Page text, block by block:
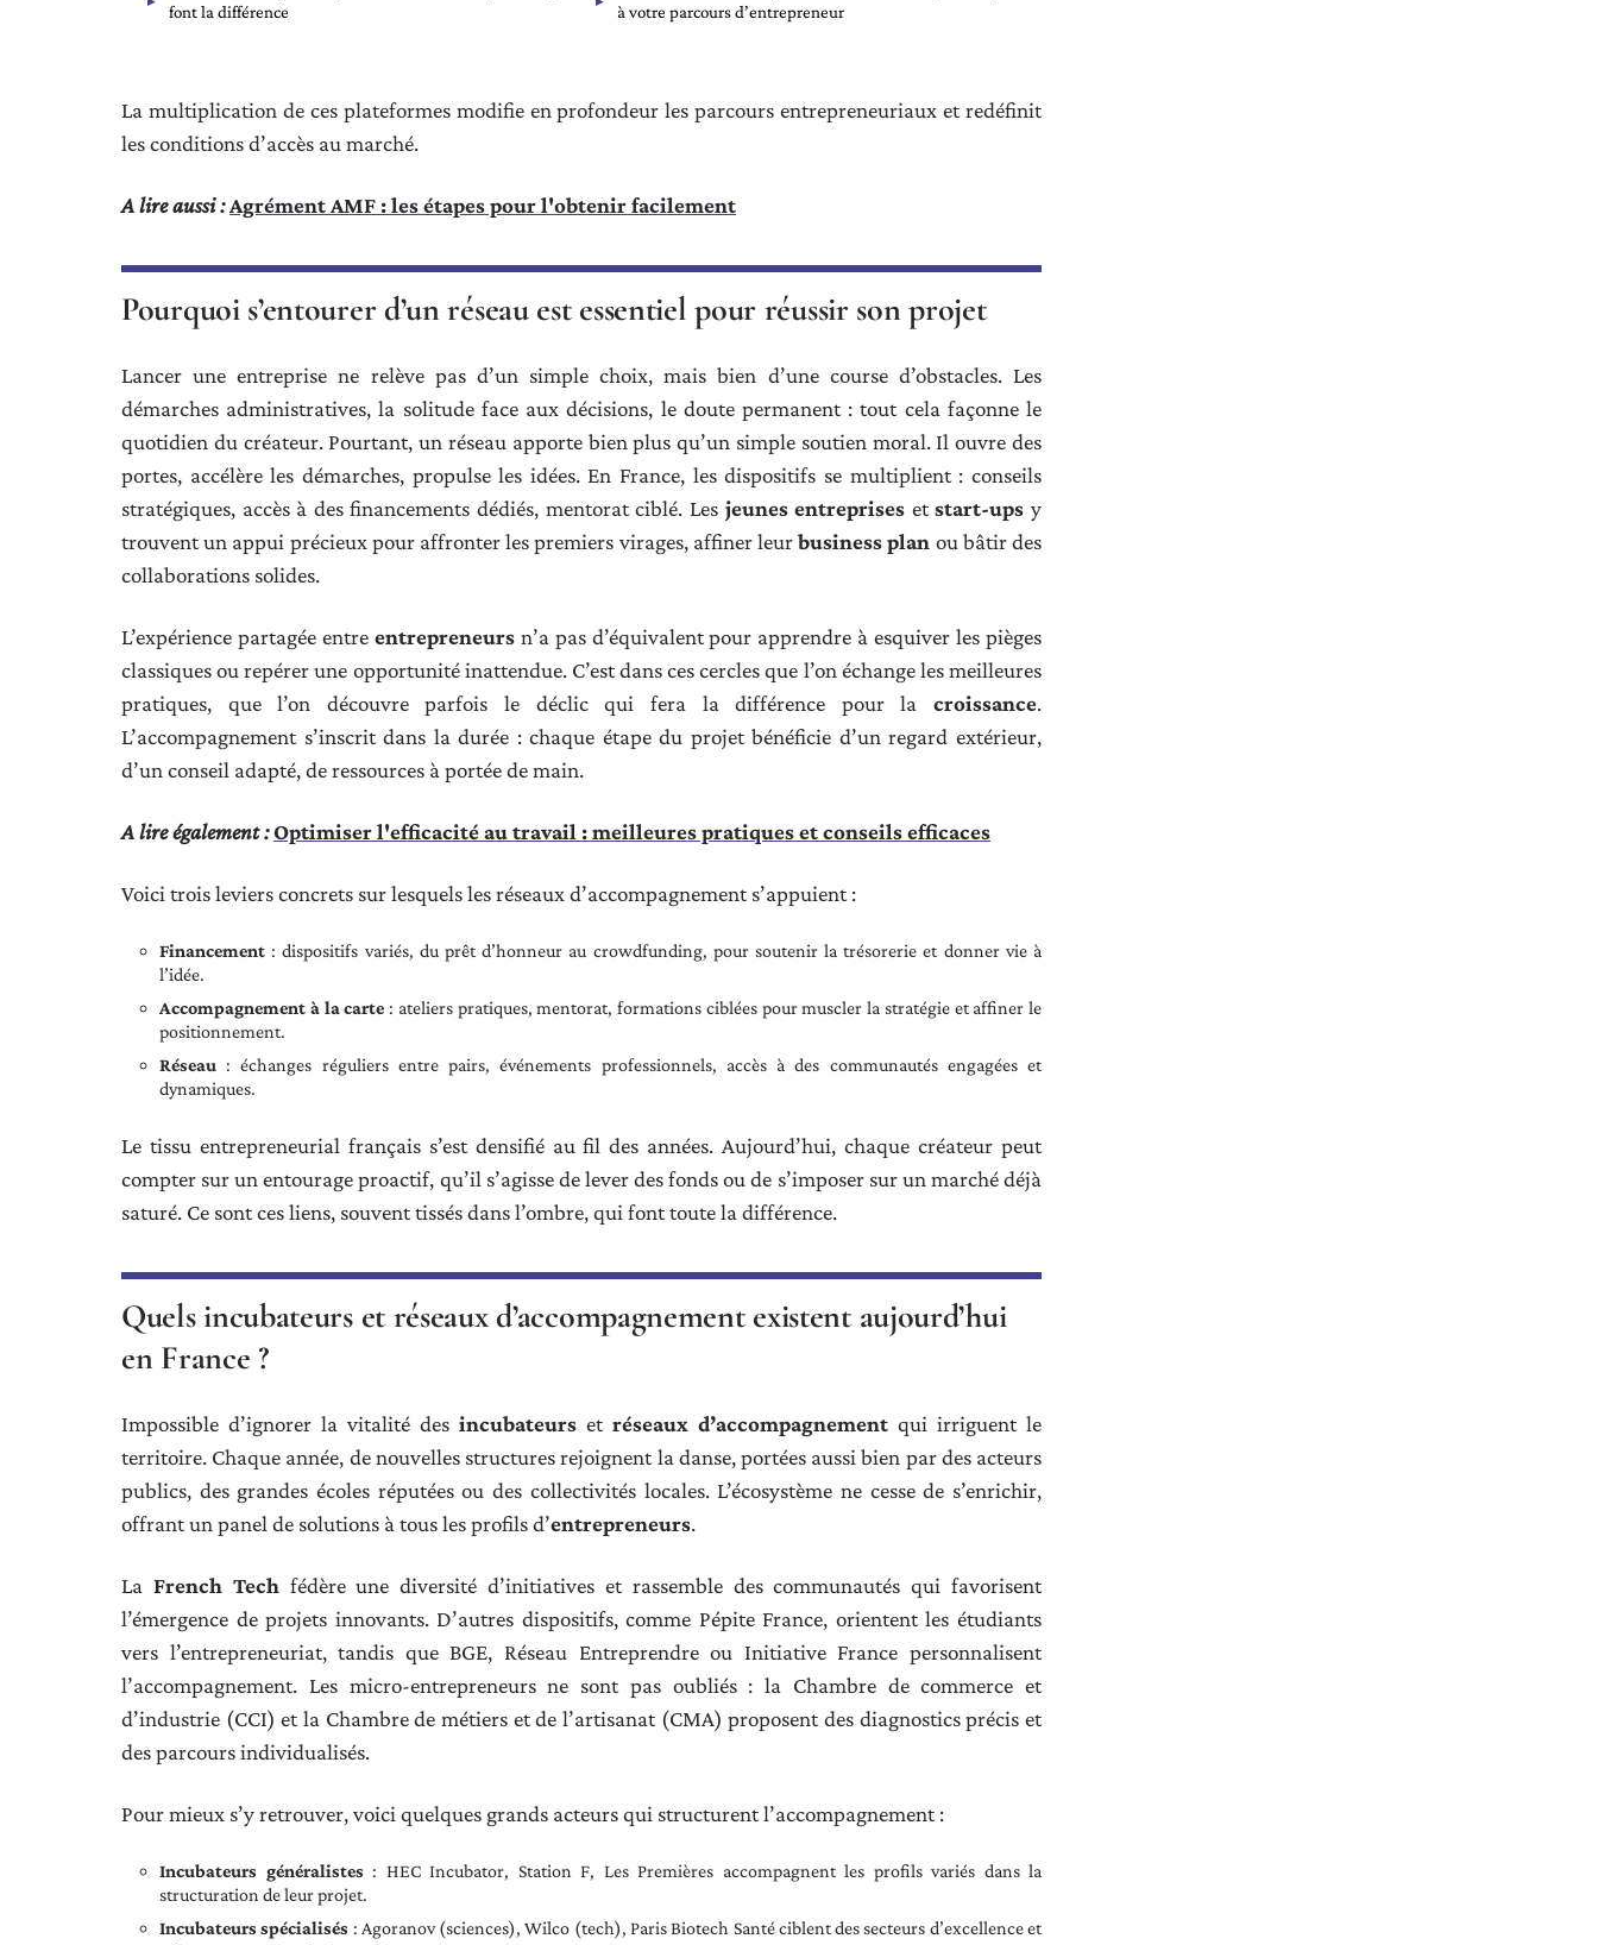
font la différence
à votre parcours d’entrepreneur
La multiplication de ces plateformes modifie en profondeur les parcours entrepreneuriaux et redéfinit
les conditions d’accès au marché.
A lire aussi :Agrément AMF : les étapes pour l'obtenir facilement
Pourquoi s’entourer d’un réseau est essentiel pour réussir son projet
Lancer une entreprise ne relève pas d’un simple choix, mais bien d’une course d’obstacles. Les
démarches administratives, la solitude face aux décisions, le doute permanent : tout cela façonne le
quotidien du créateur. Pourtant, un réseau apporte bien plus qu’un simple soutien moral. Il ouvre des
portes, accélère les démarches, propulse les idées. En France, les dispositifs se multiplient : conseils
stratégiques, accès à des financements dédiés, mentorat ciblé. Les jeunes entreprises etstart-ups y
trouvent un appui précieux pour affronter les premiers virages, affiner leurbusiness plan ou bâtir des
collaborations solides.
L’expérience partagée entre entrepreneursn’a pas d’équivalent pour apprendre à esquiver les pièges
classiques ou repérer une opportunité inattendue. C’est dans ces cercles que l’on échange les meilleures
pratiques, que l’on découvre parfois le déclic qui fera la différence pour la croissance.
L’accompagnement s’inscrit dans la durée : chaque étape du projet bénéficie d’un regard extérieur,
d’un conseil adapté, de ressources à portée de main.
A lire également :Optimiser l'efficacité au travail : meilleures pratiques et conseils efficaces
Voici trois leviers concrets sur lesquels les réseaux d’accompagnement s’appuient :
Financement : dispositifs variés, du prêt d’honneur au crowdfunding, pour soutenir la trésorerie et donner vie à
l’idée.
Accompagnement à la carte : ateliers pratiques, mentorat, formations ciblées pour muscler la stratégie et affiner le
positionnement.
Réseau : échanges réguliers entre pairs, événements professionnels, accès à des communautés engagées et
dynamiques.
Le tissu entrepreneurial français s’est densifié au fil des années. Aujourd’hui, chaque créateur peut
compter sur un entourage proactif, qu’il s’agisse de lever des fonds ou de s’imposer sur un marché déjà
saturé. Ce sont ces liens, souvent tissés dans l’ombre, qui font toute la différence.
Quels incubateurs et réseaux d’accompagnement existent aujourd’hui
en France ?
Impossible d’ignorer la vitalité des incubateurs et réseaux d’accompagnement qui irriguent le
territoire. Chaque année, de nouvelles structures rejoignent la danse, portées aussi bien par des acteurs
publics, des grandes écoles réputées ou des collectivités locales. L’écosystème ne cesse de s’enrichir,
offrant un panel de solutions à tous les profils d’entrepreneurs.
La French Tech fédère une diversité d’initiatives et rassemble des communautés qui favorisent
l’émergence de projets innovants. D’autres dispositifs, comme Pépite France, orientent les étudiants
vers l’entrepreneuriat, tandis que BGE, Réseau Entreprendre ou Initiative France personnalisent
l’accompagnement. Les micro-entrepreneurs ne sont pas oubliés : la Chambre de commerce et
d’industrie (CCI) et la Chambre de métiers et de l’artisanat (CMA) proposent des diagnostics précis et
des parcours individualisés.
Pour mieux s’y retrouver, voici quelques grands acteurs qui structurent l’accompagnement :
Incubateurs généralistes : HEC Incubator, Station F, Les Premières accompagnent les profils variés dans la
structuration de leur projet.
Incubateurs spécialisés : Agoranov (sciences), Wilco (tech), Paris Biotech Santé ciblent des secteurs d’excellence et